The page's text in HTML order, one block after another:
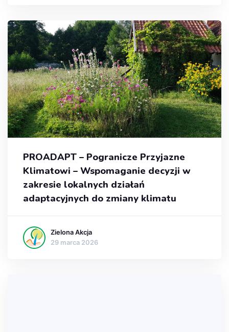
PROADAPT – Pogranicze Przyjazne
Klimatowi – Wspomaganie decyzji w
zakresie lokalnych działań
adaptacyjnych do zmiany klimatu
Zielona Akcja
29 marca 2026